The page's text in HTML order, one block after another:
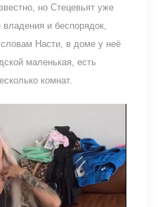
но Стецевьят уже
и беспорядок,
Насти, в доме у неё
маленькая, есть
комнат.